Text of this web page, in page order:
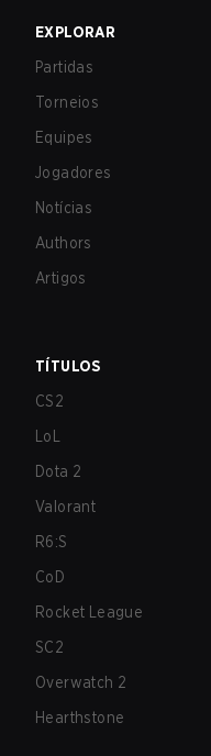
EXPLORAR
Partidas
Torneios
Equipes
Jogadores
Notícias
Authors
Artigos
TÍTULOS
CS2
LoL
Dota 2
Valorant
R6:S
CoD
Rocket League
SC2
Overwatch 2
Hearthstone